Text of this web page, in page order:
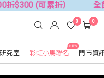
(可累折） 全館3件
究室
NEW
彩虹小馬聯名 門市資
0 0